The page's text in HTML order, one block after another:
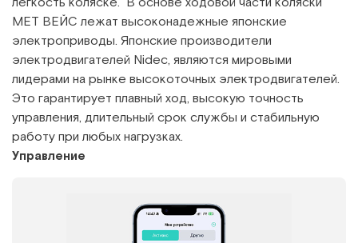
MET ВЕЙС лежат высоконадежные японские
электроприводы. Японские производители
электродвигателей Nidec, являются мировыми
лидерами на рынке высокоточных электродвигателей.
Это гарантирует плавный ход, высокую точность
управления, длительный срок службы и стабильную
работу при любых нагрузках.
Управление